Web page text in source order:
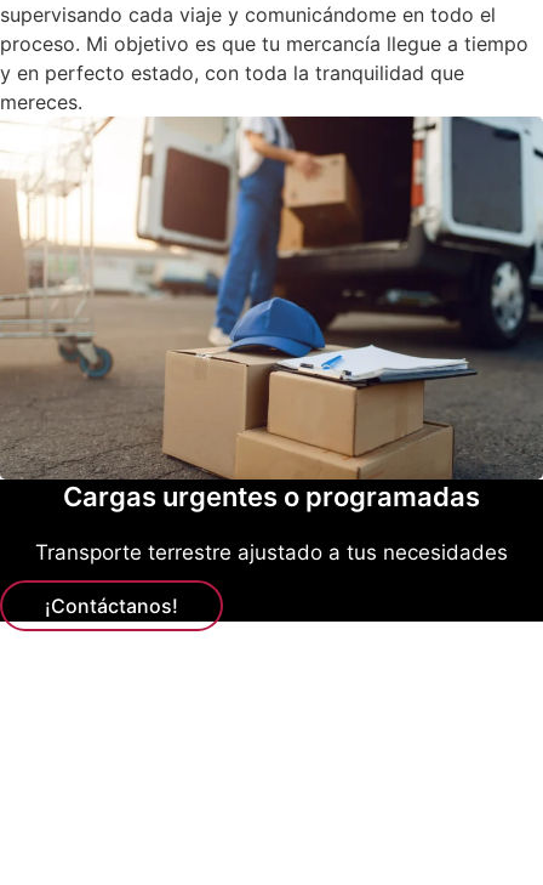
supervisando cada viaje y comunicándome en todo el
proceso. Mi objetivo es que tu mercancía llegue a tiempo
y en perfecto estado, con toda la tranquilidad que
mereces.
Cargas urgentes o programadas
Transporte terrestre ajustado a tus necesidades
¡Contáctanos!